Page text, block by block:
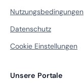
Nutzungsbedingungen
Datenschutz
Cookie Einstellungen
Unsere Portale